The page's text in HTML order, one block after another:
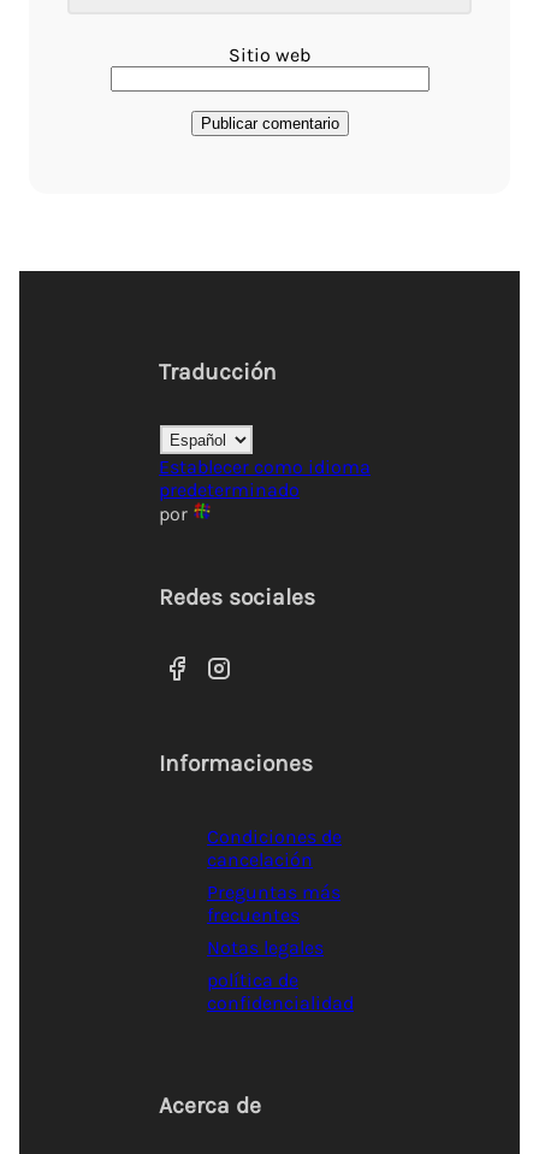
Sitio web
Traducción
Establecer como idioma
predeterminado
por
Redes sociales
Informaciones
Condiciones de
cancelación
Preguntas más
frecuentes
Notas legales
política de
confidencialidad
Acerca de